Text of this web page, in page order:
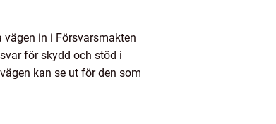
in i Försvarsmakten
för skydd och stöd i
kan se ut för den som